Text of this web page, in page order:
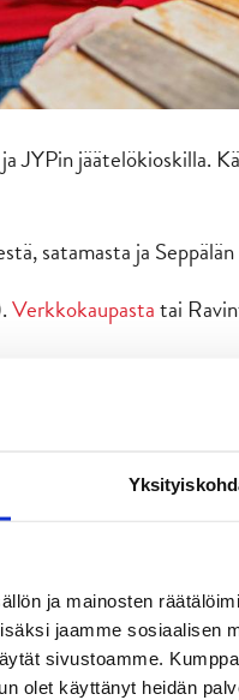
ja mainosten
jaamme sosiaalisen
sivustoamme.
olet käyttänyt heidän
JYPin jäätelökioskilla.
satamasta ja
Verkkokaupastatai